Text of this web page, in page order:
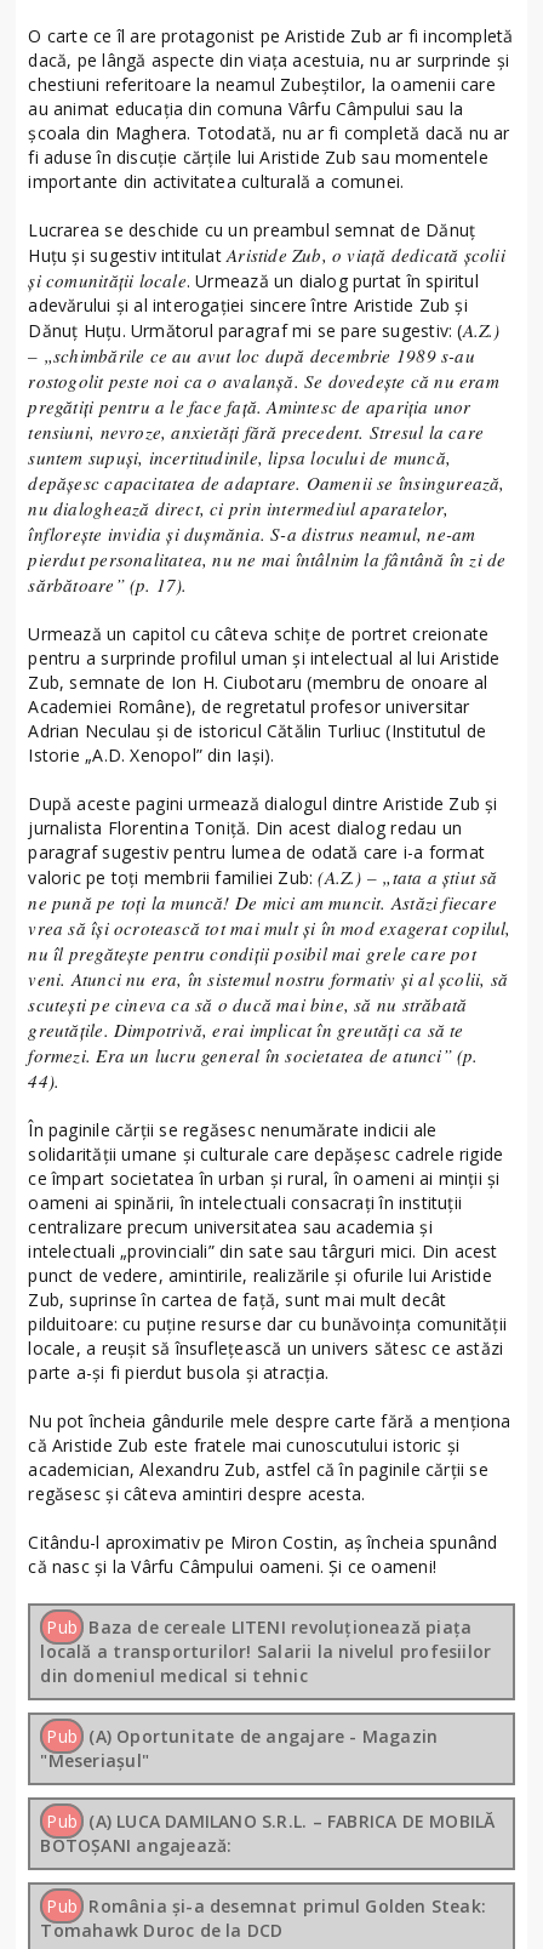
O carte ce îl are protagonist pe Aristide Zub ar fi incompletă
dacă, pe lângă aspecte din viața acestuia, nu ar surprinde și
chestiuni referitoare la neamul Zubeștilor, la oamenii care
au animat educația din comuna Vârfu Câmpului sau la
școala din Maghera. Totodată, nu ar fi completă dacă nu ar
fi aduse în discuție cărțile lui Aristide Zub sau momentele
importante din activitatea culturală a comunei.
Lucrarea se deschide cu un preambul semnat de Dănuț
Huțu și sugestiv intitulatAristide Zub, o viață dedicată școlii
și comunității locale. Urmează un dialog purtat în spiritul
adevărului și al interogației sincere între Aristide Zub și
Dănuț Huțu. Următorul paragraf mi se pare sugestiv: (A.Z.)
– „schimbările ce au avut loc după decembrie 1989 s-au
rostogolit peste noi ca o avalanșă. Se dovedește că nu eram
pregătiți pentru a le face față. Amintesc de apariția unor
tensiuni, nevroze, anxietăți fără precedent. Stresul la care
suntem supuși, incertitudinile, lipsa locului de muncă,
depășesc capacitatea de adaptare. Oamenii se însingurează,
nu dialoghează direct, ci prin intermediul aparatelor,
înflorește invidia și dușmănia. S-a distrus neamul, ne-am
pierdut personalitatea, nu ne mai întâlnim la fântână în zi de
sărbătoare” (p. 17).
Urmează un capitol cu câteva schițe de portret creionate
pentru a surprinde profilul uman și intelectual al lui Aristide
Zub, semnate de Ion H. Ciubotaru (membru de onoare al
Academiei Române), de regretatul profesor universitar
Adrian Neculau și de istoricul Cătălin Turliuc (Institutul de
Istorie „A.D. Xenopol” din Iași).
După aceste pagini urmează dialogul dintre Aristide Zub și
jurnalista Florentina Toniță. Din acest dialog redau un
paragraf sugestiv pentru lumea de odată care i-a format
valoric pe toți membrii familiei Zub:(A.Z.) – „tata a știut să
ne pună pe toți la muncă! De mici am muncit. Astăzi fiecare
vrea să își ocrotească tot mai mult și în mod exagerat copilul,
nu îl pregătește pentru condiții posibil mai grele care pot
veni. Atunci nu era, în sistemul nostru formativ și al școlii, să
scutești pe cineva ca să o ducă mai bine, să nu străbată
greutățile. Dimpotrivă, erai implicat în greutăți ca să te
formezi. Era un lucru general în societatea de atunci” (p.
44).
În paginile cărții se regăsesc nenumărate indicii ale
solidarității umane și culturale care depășesc cadrele rigide
ce împart societatea în urban și rural, în oameni ai minții și
oameni ai spinării, în intelectuali consacrați în instituții
centralizare precum universitatea sau academia și
intelectuali „provinciali” din sate sau târguri mici. Din acest
punct de vedere, amintirile, realizările și ofurile lui Aristide
Zub, suprinse în cartea de față, sunt mai mult decât
pilduitoare: cu puține resurse dar cu bunăvoința comunității
locale, a reușit să însuflețească un univers sătesc ce astăzi
parte a-și fi pierdut busola și atracția.
Nu pot încheia gândurile mele despre carte fără a menționa
că Aristide Zub este fratele mai cunoscutului istoric și
academician, Alexandru Zub, astfel că în paginile cărții se
regăsesc și câteva amintiri despre acesta.
Citându-l aproximativ pe Miron Costin, aș încheia spunând
că nasc și la Vârfu Câmpului oameni. Și ce oameni!
Pub Baza de cereale LITENI revoluționează piața
locală a transporturilor! Salarii la nivelul profesiilor
din domeniul medical si tehnic
Pub (A) Oportunitate de angajare - Magazin
"Meseriașul"
Pub (A) LUCA DAMILANO S.R.L. – FABRICA DE MOBILĂ
BOTOȘANI angajează:
Pub România și-a desemnat primul Golden Steak:
Tomahawk Duroc de la DCD